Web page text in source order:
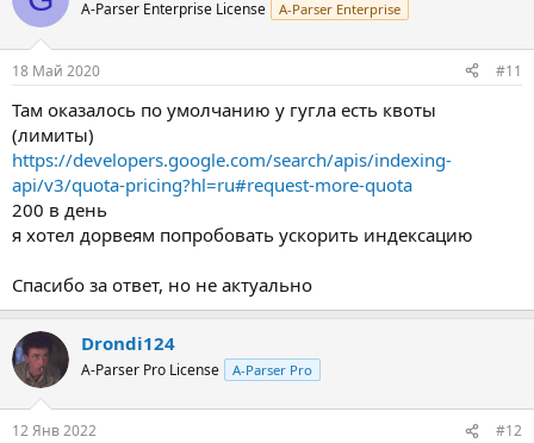
A-Parser Enterprise License A-Parser Enterprise
18 Май 2020 #11
Там оказалось по умолчанию у гугла есть квоты
(лимиты)
https://developers.google.com/search/apis/indexing-
api/v3/quota-pricing?hl=ru#request-more-quota
200 в день
я хотел дорвеям попробовать ускорить индексацию
Спасибо за ответ, но не актуально
Drondi124
A-Parser Pro License A-Parser Pro
12 Янв 2022 #12